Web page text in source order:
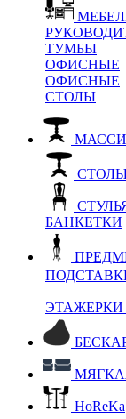
ТУМБЫ
ОФИСНЫЕ
ОФИСНЫЕ
СТОЛЫ
БАНКЕТКИ
ЭТАЖЕРКИ
HoReKa